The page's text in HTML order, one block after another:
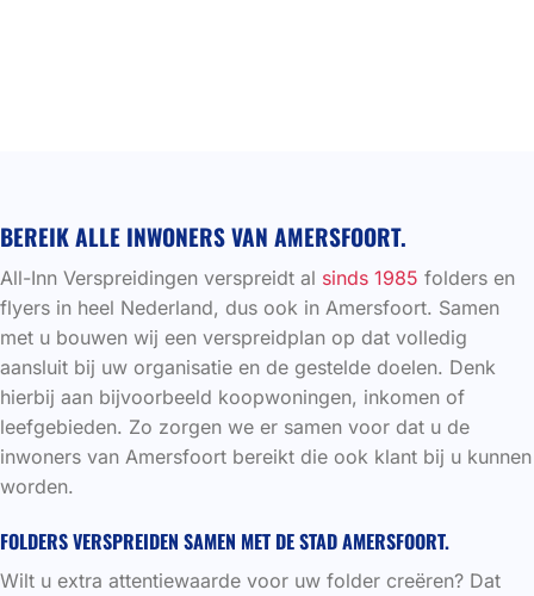
BEREIK ALLE INWONERS VAN AMERSFOORT.
All-Inn Verspreidingen verspreidt al sinds 1985 folders en
flyers in heel Nederland, dus ook in Amersfoort. Samen
met u bouwen wij een verspreidplan op dat volledig
aansluit bij uw organisatie en de gestelde doelen. Denk
hierbij aan bijvoorbeeld koopwoningen, inkomen of
leefgebieden. Zo zorgen we er samen voor dat u de
inwoners van Amersfoort bereikt die ook klant bij u kunnen
worden.
FOLDERS VERSPREIDEN SAMEN MET DE STAD AMERSFOORT.
Wilt u extra attentiewaarde voor uw folder creëren? Dat